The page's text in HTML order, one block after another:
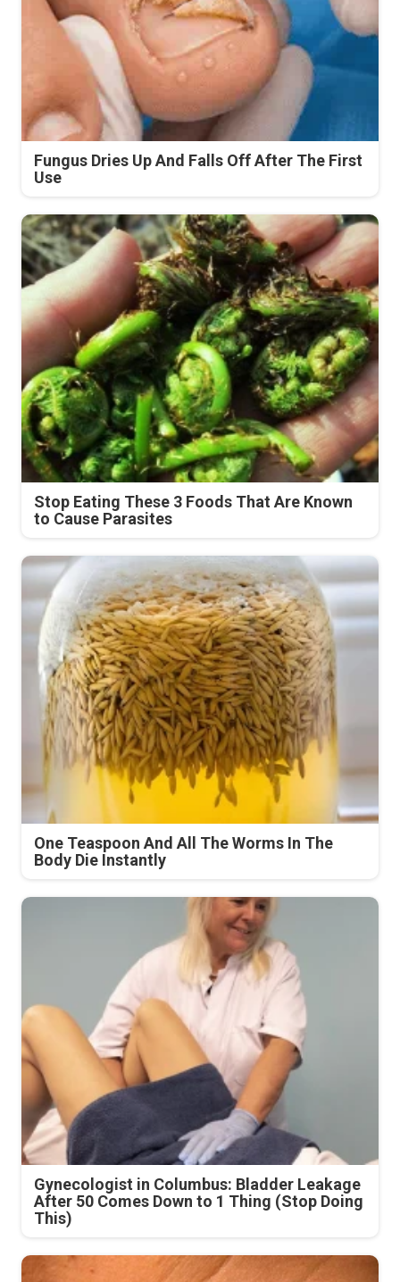
Fungus Dries Up And Falls Off After The First
Use
Stop Eating These 3 Foods That Are Known
to Cause Parasites
One Teaspoon And All The Worms In The
Body Die Instantly
Gynecologist in Columbus: Bladder Leakage
After 50 Comes Down to 1 Thing (Stop Doing
This)